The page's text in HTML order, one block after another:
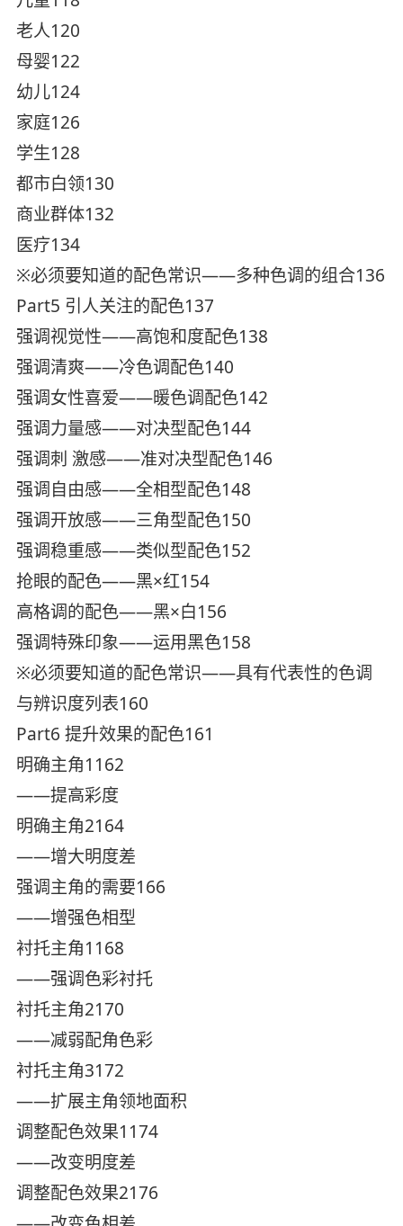
老人120
母婴122
幼儿124
家庭126
学生128
都市白领130
商业群体132
医疗134
※必须要知道的配色常识——多种色调的组合136
Part5 引人关注的配色137
强调视觉性——高饱和度配色138
强调清爽——冷色调配色140
强调女性喜爱——暖色调配色142
强调力量感——对决型配色144
强调刺 激感——准对决型配色146
强调自由感——全相型配色148
强调开放感——三角型配色150
强调稳重感——类似型配色152
抢眼的配色——黑×红154
高格调的配色——黑×白156
强调特殊印象——运用黑色158
※必须要知道的配色常识——具有代表性的色调
与辨识度列表160
Part6 提升效果的配色161
明确主角1162
——提高彩度
明确主角2164
——增大明度差
强调主角的需要166
——增强色相型
衬托主角1168
——强调色彩衬托
衬托主角2170
——减弱配角色彩
衬托主角3172
——扩展主角领地面积
调整配色效果1174
——改变明度差
调整配色效果2176